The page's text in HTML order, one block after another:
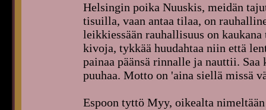
Helsingin poika Nuuskis, meidän
tisuilla, vaan antaa tilaa, on
leikkiessään rauhallisuus on
kivoja, tykkää huudahtaa niin että
painaa päänsä rinnalle ja nauttii.
puuhaa. Motto on 'aina siellä missä
Espoon tyttö Myy, oikealta